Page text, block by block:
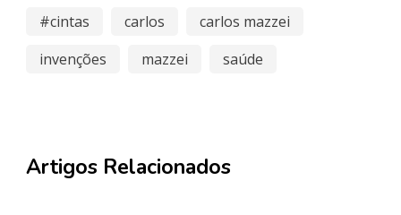
#cintas
carlos
carlos mazzei
invenções
mazzei saúde
Artigos Relacionados